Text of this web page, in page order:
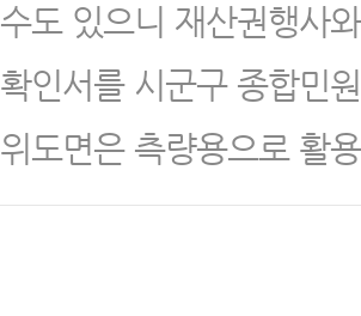
수도 있으니 재산권행사
확인서를 시군구 종합민
위도면은 측량용으로 활